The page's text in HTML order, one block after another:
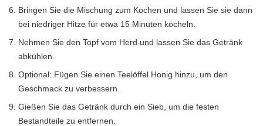
Bringen Sie die Mischung zum Kochen und lassen Sie sie dann
bei niedriger Hitze für etwa 15 Minuten köcheln.
Nehmen Sie den Topf vom Herd und lassen Sie das Getränk
abkühlen.
Optional: Fügen Sie einen Teelöffel Honig hinzu, um den
Geschmack zu verbessern.
Gießen Sie das Getränk durch ein Sieb, um die festen
Bestandteile zu entfernen.